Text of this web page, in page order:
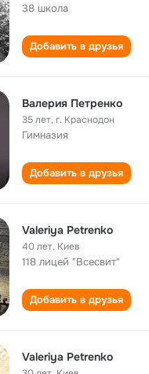
38 школа
Добавить в друзья
Валерия Петренко
35 лет,г. Краснодон
Гимназия
Добавить в друзья
Valeriya Petrenko
40 лет, Киев
118 лицей "Всесвит"
Добавить в друзья
Valeriya Petrenko